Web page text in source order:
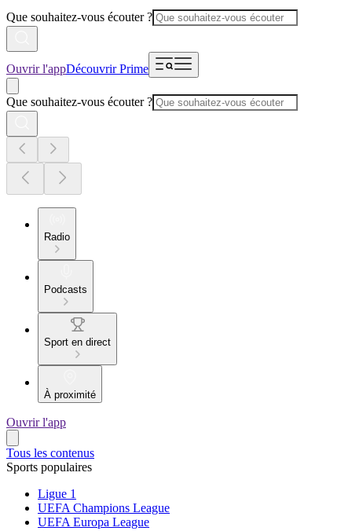
Que souhaitez-vous écouter ?
Ouvrir l'appDécouvrir Prime
Que souhaitez-vous écouter ?
Radio
Podcasts
Sport en direct
À proximité
Ouvrir l'app
Tous les contenus
Sports populaires
Ligue 1
UEFA Champions League
UEFA Europa League